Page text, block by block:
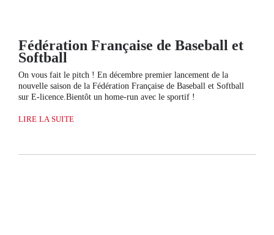
Fédération Française de Baseball et
Softball
On vous fait le pitch ! En décembre premier lancement de la
nouvelle saison de la Fédération Française de Baseball et Softball
sur E-licence.Bientôt un home-run avec le sportif !
LIRE LA SUITE